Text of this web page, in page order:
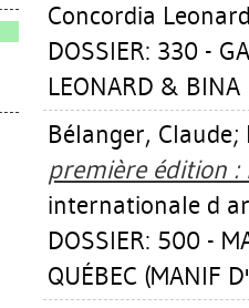
Concordia
DOSSIER: 330 -
LEONARD & BINA
Bélanger, Claude;
première édition
internationale d
DOSSIER: 500 -
QUÉBEC (MANIF